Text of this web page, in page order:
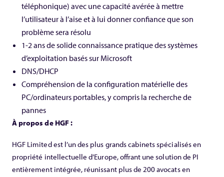
téléphonique) avec une capacité avérée à mettre
l’utilisateur à l’aise et à lui donner confiance que son
problème sera résolu
1-2 ans de solide connaissance pratique des systèmes
d’exploitation basés sur Microsoft
DNS/DHCP
Compréhension de la configuration matérielle des
PC/ordinateurs portables, y compris la recherche de
pannes
À propos de HGF :
HGF Limited est l’un des plus grands cabinets spécialisés en
propriété intellectuelle d’Europe, offrant une solution de PI
entièrement intégrée, réunissant plus de 200 avocats en